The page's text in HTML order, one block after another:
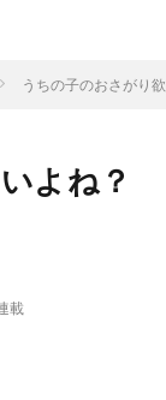
うちの子のおさがり
よね？
載